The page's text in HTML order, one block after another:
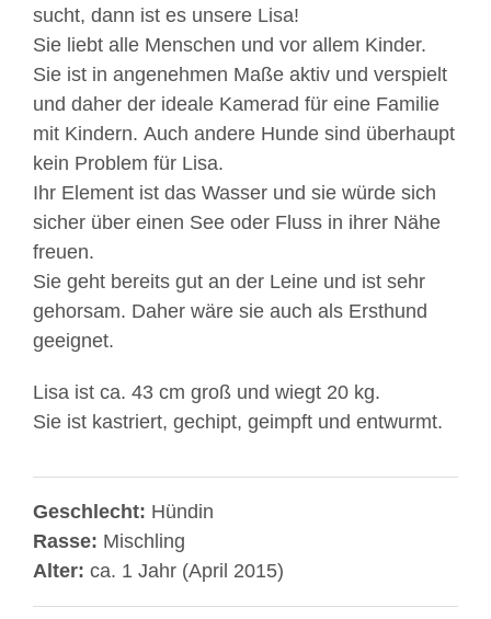
sucht, dann ist es unsere Lisa!
Sie liebt alle Menschen und vor allem Kinder.
Sie ist in angenehmen Maße aktiv und verspielt
und daher der ideale Kamerad für eine Familie
mit Kindern. Auch andere Hunde sind überhaupt
kein Problem für Lisa.
Ihr Element ist das Wasser und sie würde sich
sicher über einen See oder Fluss in ihrer Nähe
freuen.
Sie geht bereits gut an der Leine und ist sehr
gehorsam. Daher wäre sie auch als Ersthund
geeignet.
Lisa ist ca. 43 cm groß und wiegt 20 kg.
Sie ist kastriert, gechipt, geimpft und entwurmt.
Geschlecht: Hündin
Rasse: Mischling
Alter: ca. 1 Jahr (April 2015)